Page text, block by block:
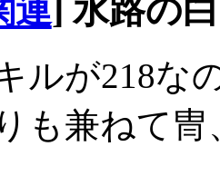
連] 水路の
ルが218な
も兼ねて